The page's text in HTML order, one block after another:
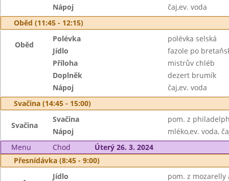
Nápoj
čaj,ev. voda
Oběd (11:45 - 12:15)
Oběd
Polévka
polévka selská
Jídlo
fazole po
Příloha
mistrův chléb
Doplněk
dezert brumík
Nápoj
čaj,ev. voda
Svačina (14:45 - 15:00)
Svačina
Svačina
pom. z
Nápoj
mléko,ev. voda,
Menu
Chod
Úterý 26. 3. 2024
Přesnídávka (8:45 - 9:00)
Jídlo
pom. z mozarelly